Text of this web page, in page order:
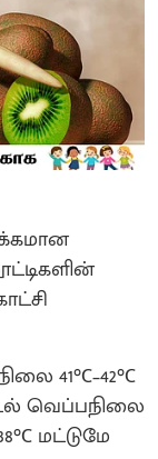
41°C–42°C
வெப்பநிலை
மட்டுமே